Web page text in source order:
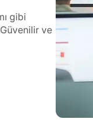
gibi
ve